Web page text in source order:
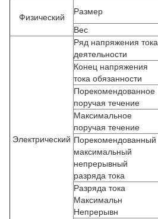
Физический
Размер
Вес
Электрический
Ряд напряжения тока
деятельности
Конец напряжения
тока обязанности
Порекомендованное
поручая течение
Максимальное
поручая течение
Порекомендованный
максимальный
непрерывный
разряда тока
Разряда тока
Максимальн
Непрерывн